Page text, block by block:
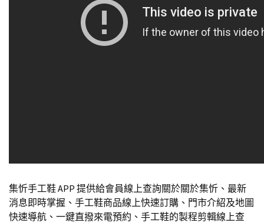
集忻手工鞋 APP 提供給會員線上查詢關於關於集忻、最新
消息即時掌握、手工鞋商品線上快速訂購、門市介紹及地圖
快速導航、一鍵直撥來電預約、手工鞋的製程剪輯線上查